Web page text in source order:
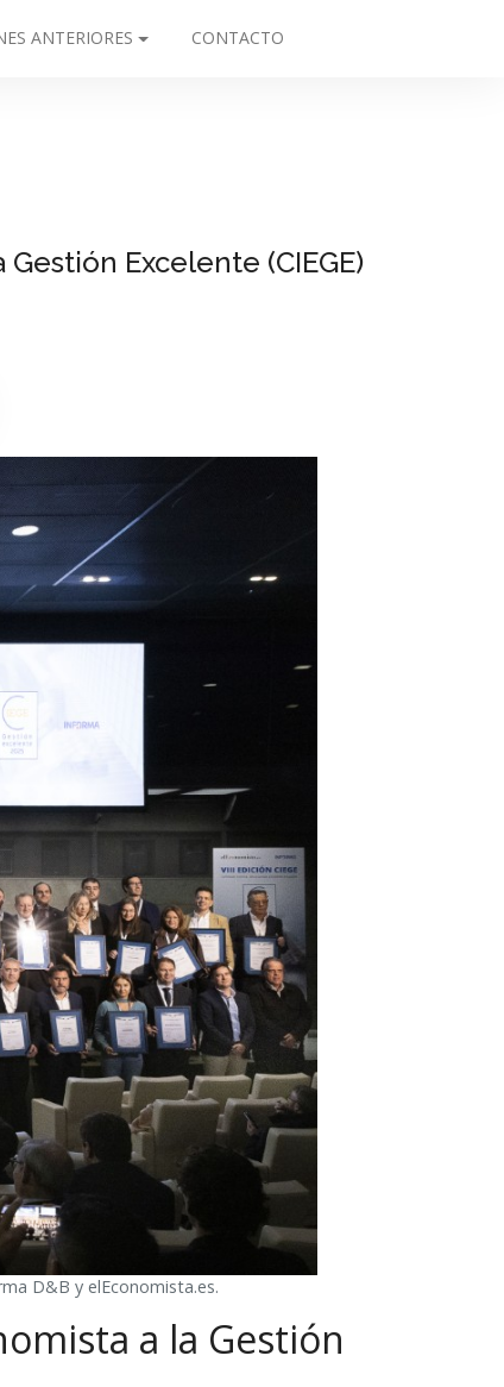
ANTERIORES CONTACTO
Excelente (CIEGE)
D&B y elEconomista.es.
a la Gestión